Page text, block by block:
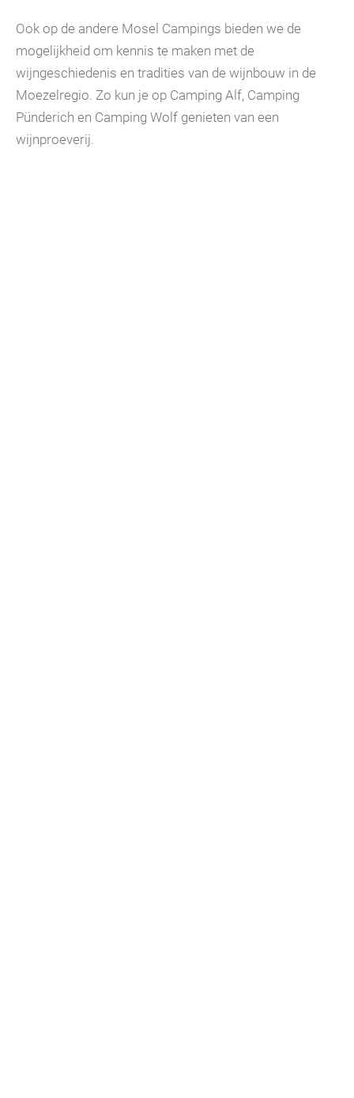
Ook op de andere Mosel Campings bieden we de
mogelijkheid om kennis te maken met de
wijngeschiedenis en tradities van de wijnbouw in de
Moezelregio. Zo kun je op Camping Alf, Camping
Pünderich en Camping Wolf genieten van een
wijnproeverij.